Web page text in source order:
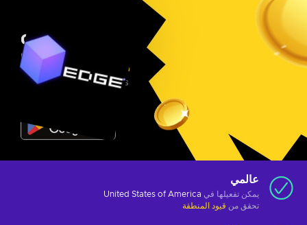
عالمي
يمكن تفعيلها في United States of America
تحقق من قيود المنطقة